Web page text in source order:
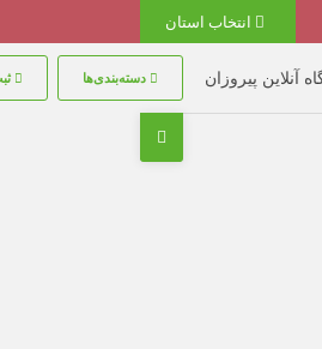
آنلاین پیروزان دسته‌بندی‌ها